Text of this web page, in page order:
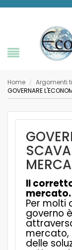
Home / Argomenti
GOVERNARE
Il
mercato.
Per molti
governo
mercato,
delle